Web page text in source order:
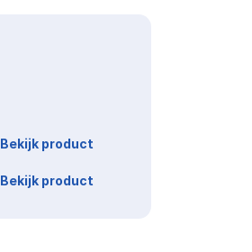
Bekijk product
Bekijk product